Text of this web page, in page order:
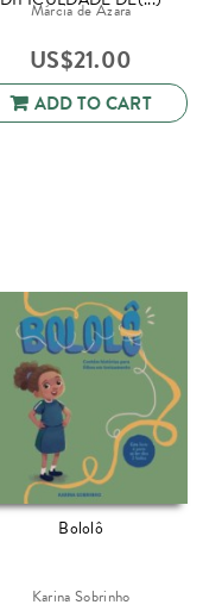
Márcia de Azara
US$21.00
ADD TO CART
Bololô
Karina Sobrinho